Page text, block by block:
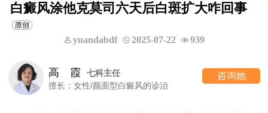
白癜风涂他克莫司六天后白斑扩大咋回事
yuandabdf 2025-07-22 939
高 霞
七科主任
擅长：女性/颜面型白癜风的诊治
咨询她